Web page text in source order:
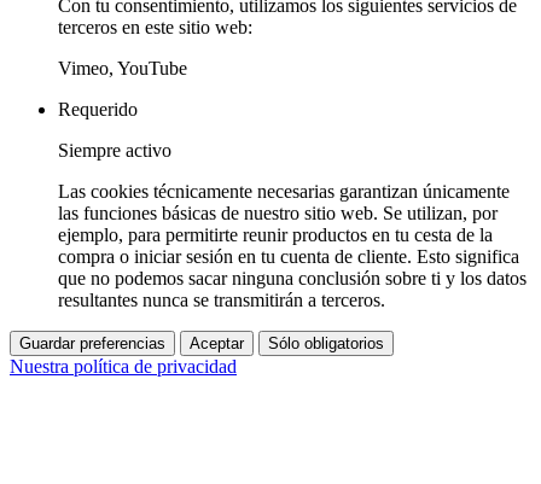
Con tu consentimiento, utilizamos los siguientes servicios de
terceros en este sitio web:
Vimeo, YouTube
Requerido
Siempre activo
Las cookies técnicamente necesarias garantizan únicamente
las funciones básicas de nuestro sitio web. Se utilizan, por
ejemplo, para permitirte reunir productos en tu cesta de la
compra o iniciar sesión en tu cuenta de cliente. Esto significa
que no podemos sacar ninguna conclusión sobre ti y los datos
resultantes nunca se transmitirán a terceros.
Guardar preferencias Aceptar Sólo obligatorios
Nuestra política de privacidad